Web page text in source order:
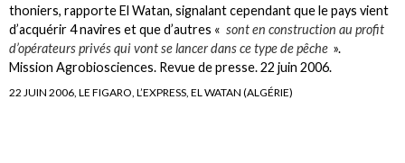
thoniers, rapporte El Watan, signalant cependant que le pays vient
d’acquérir 4 navires et que d’autres « sont en construction au profit
d’opérateurs privés qui vont se lancer dans ce type de pêche ».
Mission Agrobiosciences. Revue de presse. 22 juin 2006.
22 JUIN 2006, LE FIGARO, L’EXPRESS, EL WATAN (ALGÉRIE)